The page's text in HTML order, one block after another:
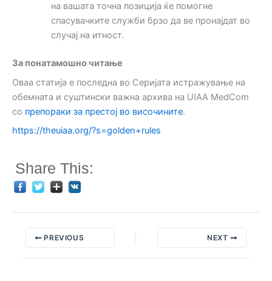
на вашата точна позиција ќе помогне
спасувачките служби брзо да ве пронајдат во
случај на итност.
За понатамошно читање
Оваа статија е последна во Серијата истражување на
обемната и суштински важна архива на UIAA MedCom
со препораки за престој во височините.
https://theuiaa.org/?s=golden+rules
Share This:
PREVIOUS NEXT